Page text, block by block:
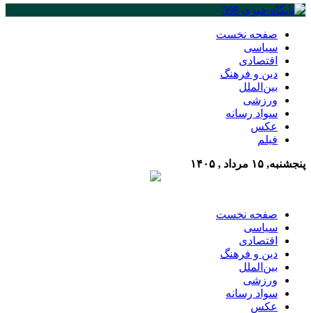
صفحه نخست
سیاسی
اقتصادی
دین و فرهنگ
بین‌الملل
ورزشی
سواد رسانه
عکس
فیلم
پنجشنبه, ۱۵ مرداد , ۱۴۰۵
صفحه نخست
سیاسی
اقتصادی
دین و فرهنگ
بین‌الملل
ورزشی
سواد رسانه
عکس